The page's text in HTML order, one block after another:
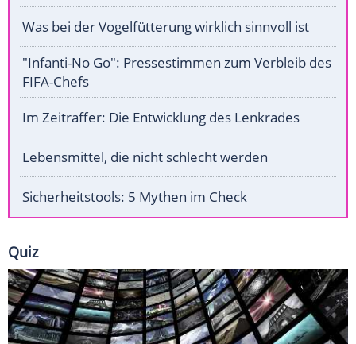
Was bei der Vogelfütterung wirklich sinnvoll ist
"Infanti-No Go": Pressestimmen zum Verbleib des
FIFA-Chefs
Im Zeitraffer: Die Entwicklung des Lenkrades
Lebensmittel, die nicht schlecht werden
Sicherheitstools: 5 Mythen im Check
Quiz